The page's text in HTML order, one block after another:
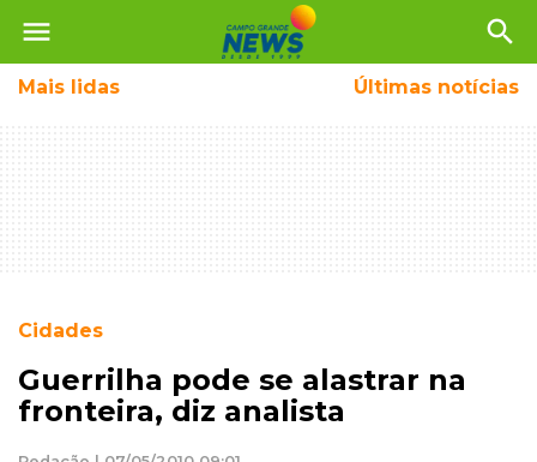
menu search
Mais lidas Últimas notícias
Cidades
Guerrilha pode se alastrar na
fronteira, diz analista